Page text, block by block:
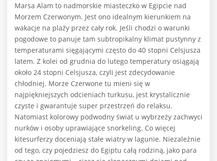
Marsa Alam to nadmorskie miasteczko w Egipcie nad
Morzem Czerwonym. Jest ono idealnym kierunkiem na
wakacje na plaży przez cały rok. Jeśli chodzi o warunki
pogodowe to panuje tam subtropikalny klimat pustynny z
temperaturami sięgającymi często do 40 stopni Celsjusza
latem. Z kolei od grudnia do lutego temperatury osiągają
około 24 stopni Celsjusza, czyli jest zdecydowanie
chłodniej. Morze Czerwone tu mieni się w
najpiękniejszych odcieniach turkusu, jest krystalicznie
czyste i gwarantuje super przestrzeń do relaksu.
Natomiast kolorowy podwodny świat u wybrzeży zachwyci
nurków i osoby uprawiające snorkeling. Co więcej
kitesurferzy doceniają stałe wiatry w lagunie. Niezależnie
od tego, czy pojedziesz do Egiptu całą rodziną, jako para